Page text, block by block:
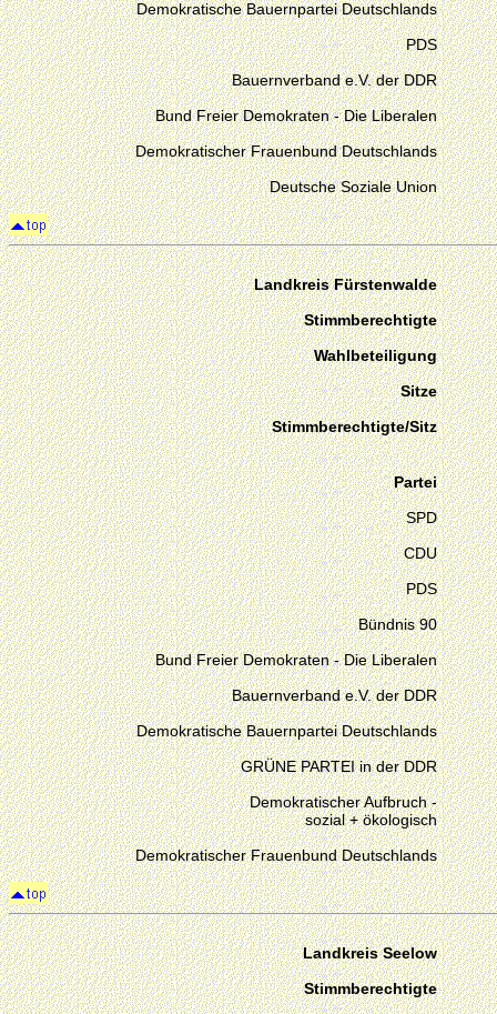
Demokratische Bauernpartei Deutschlands
PDS
Bauernverband e.V. der DDR
Bund Freier Demokraten - Die Liberalen
Demokratischer Frauenbund Deutschlands
Deutsche Soziale Union
Landkreis Fürstenwalde
Stimmberechtigte
Wahlbeteiligung
Sitze
Stimmberechtigte/Sitz
Partei
SPD
CDU
PDS
Bündnis 90
Bund Freier Demokraten - Die Liberalen
Bauernverband e.V. der DDR
Demokratische Bauernpartei Deutschlands
GRÜNE PARTEI in der DDR
Demokratischer Aufbruch -
sozial + ökologisch
Demokratischer Frauenbund Deutschlands
Landkreis Seelow
Stimmberechtigte